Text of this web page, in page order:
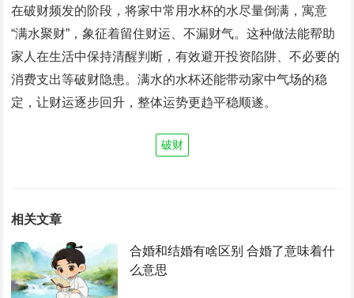
在破财频发的阶段，将家中常用水杯的水尽量倒满，寓意
“满水聚财”，象征着留住财运、不漏财气。这种做法能帮助
家人在生活中保持清醒判断，有效避开投资陷阱、不必要的
消费支出等破财隐患。满水的水杯还能带动家中气场的稳
定，让财运逐步回升，整体运势更趋平稳顺遂。
破财
相关文章
合婚和结婚有啥区别 合婚了意味着什
么意思